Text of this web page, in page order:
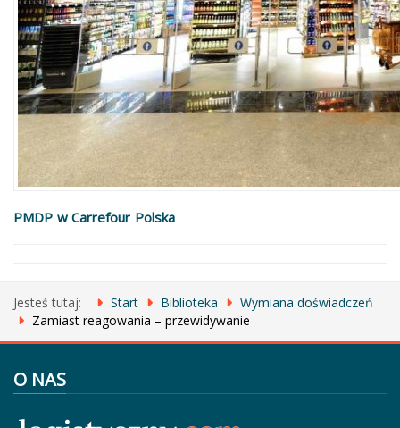
PMDP w Carrefour Polska
Jesteś tutaj: Start Biblioteka
Wymiana doświadczeń
Zamiast reagowania – przewidywanie
O NAS